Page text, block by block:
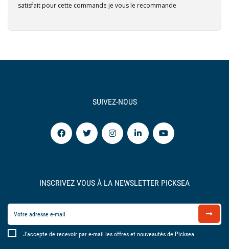
satisfait pour cette commande je vous le recommande
SUIVEZ-NOUS
INSCRIVEZ VOUS À LA NEWSLETTER PICKSEA
J'accepte de recevoir par e-mail les offres et nouveautés de Picksea